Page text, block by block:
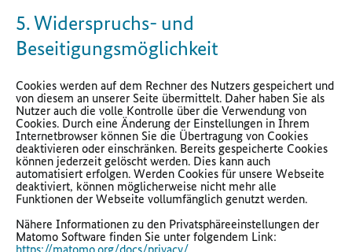
5. Widerspruchs- und
Beseitigungsmöglichkeit
Cookies werden auf dem Rechner des Nutzers gespeichert und
von diesem an unserer Seite übermittelt. Daher haben Sie als
Nutzer auch die volle Kontrolle über die Verwendung von
Cookies. Durch eine Änderung der Einstellungen in Ihrem
Internetbrowser können Sie die Übertragung von Cookies
deaktivieren oder einschränken. Bereits gespeicherte Cookies
können jederzeit gelöscht werden. Dies kann auch
automatisiert erfolgen. Werden Cookies für unsere Webseite
deaktiviert, können möglicherweise nicht mehr alle
Funktionen der Webseite vollumfänglich genutzt werden.
Nähere Informationen zu den Privatsphäreeinstellungen der
Matomo Software finden Sie unter folgendem Link: